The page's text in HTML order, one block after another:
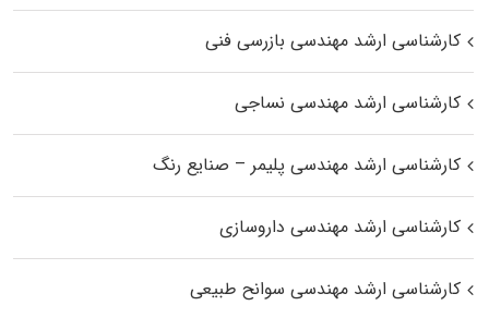
کارشناسی ارشد مهندسی بازرسی فنی
کارشناسی ارشد مهندسی نساجی
کارشناسی ارشد مهندسی پلیمر – صنایع رنگ
کارشناسی ارشد مهندسی داروسازی
کارشناسی ارشد مهندسی سوانح طبیعی